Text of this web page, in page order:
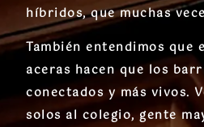
híbridos, que muchas
También entendimos que
aceras hacen que los
conectados y más vivos.
solos al colegio, gente